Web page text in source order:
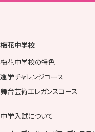
梅花中学校
梅花中学校の特色
進学チャレンジコース
舞台芸術エレガンスコース
中学入試について